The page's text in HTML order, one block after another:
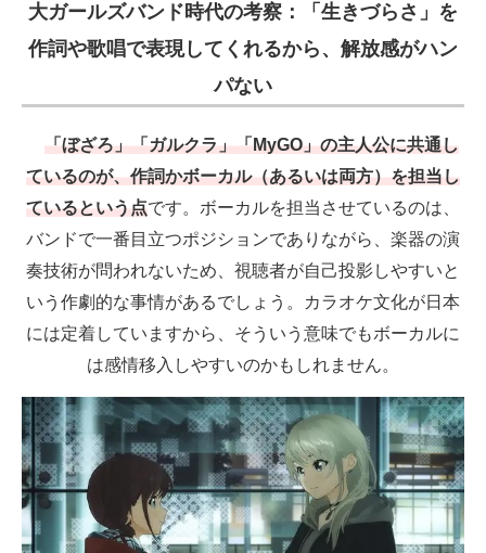
大ガールズバンド時代の考察：「生きづらさ」を
作詞や歌唱で表現してくれるから、解放感がハン
パない
「ぼざろ」「ガルクラ」「MyGO」の主人公に共通し
ているのが、作詞かボーカル（あるいは両方）を担当し
ているという点です。ボーカルを担当させているのは、
バンドで一番目立つポジションでありながら、楽器の演
奏技術が問われないため、視聴者が自己投影しやすいと
いう作劇的な事情があるでしょう。カラオケ文化が日本
には定着していますから、そういう意味でもボーカルに
は感情移入しやすいのかもしれません。